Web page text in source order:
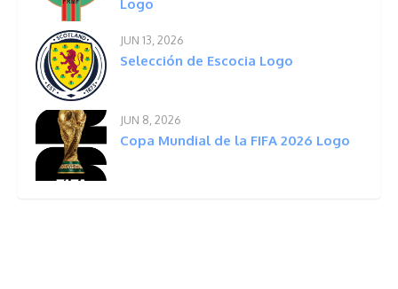
Logo
JUN 13, 2026
Selección de Escocia Logo
JUN 8, 2026
Copa Mundial de la FIFA 2026 Logo